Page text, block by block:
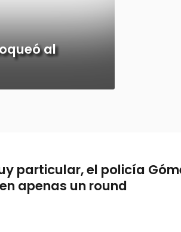
al
particular, el policía
apenas un round